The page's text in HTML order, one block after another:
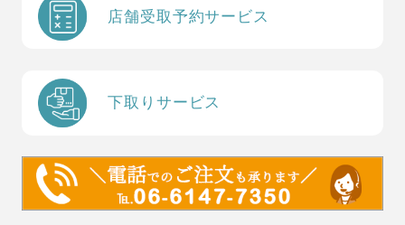
店舗受取予約サービス
下取りサービス